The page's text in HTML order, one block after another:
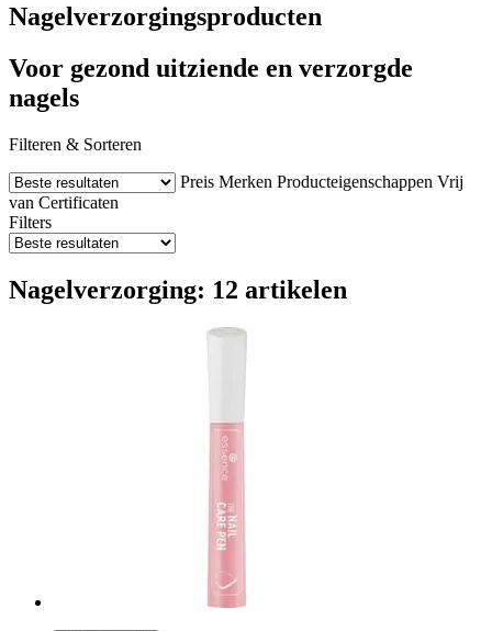
Nagelverzorgingsproducten
Voor gezond uitziende en verzorgde
nagels
Filteren & Sorteren
Preis Merken Producteigenschappen Vrij
van Certificaten
Filters
Nagelverzorging: 12 artikelen